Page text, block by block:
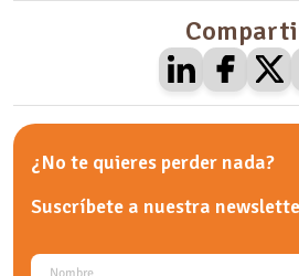
¿No te quieres perder nada?
Suscríbete a nuestra